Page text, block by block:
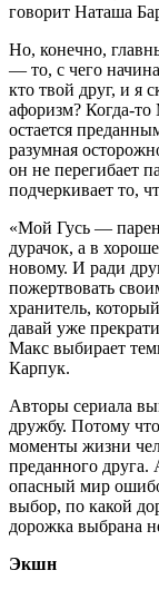
говорит Наташа
Но, конечно,
— то, с чего
кто твой друг, и я
афоризм? Когда-то
остается
разумная
он не перегибает
подчеркивает то,
«Мой Гусь —
дурачок, а в
новому. И ради
пожертвовать
хранитель,
давай уже
Макс выбирает
Карпук.
Авторы сериала
дружбу. Потому
моменты жизни
преданного друга.
опасный мир
выбор, по какой
дорожка выбрана
Экшн